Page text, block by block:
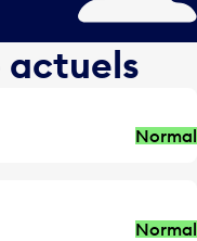
actuels
Normal
Normal